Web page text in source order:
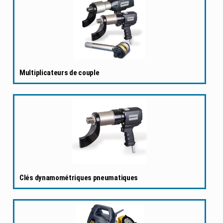
Multiplicateurs de couple
Clés dynamométriques pneumatiques